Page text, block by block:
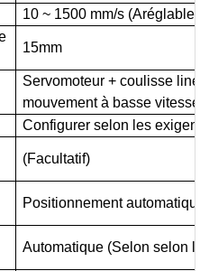
10 ~ 1500 mm/s (Aréglable)
15mm
Servomoteur + coulisse
mouvement à basse vitesse
Configurer selon les
(Facultatif)
Positionnement
Automatique (Selon selon la